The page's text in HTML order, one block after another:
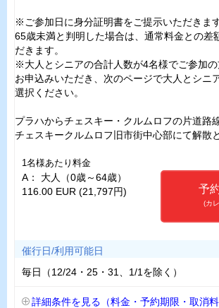
※ご参加日に身分証明書をご提示いただきま
65歳未満と判明した場合は、通常料金との差
だきます。
※大人とシニアの合計人数が4名様でご参加
お申込みいただき、次のページで大人とシニ
選択ください。
プラハからチェスキー・クルムロフの片道路
チェスキークルムロフ旧市街中心部にて解散
1名様あたり料金
A： 大人（0歳～64歳）
116.00 EUR (21,797円)
予
(カ
催行日/利用可能日
毎日（12/24・25・31、1/1を除く）
詳細条件を見る（料金・予約期限・取消料